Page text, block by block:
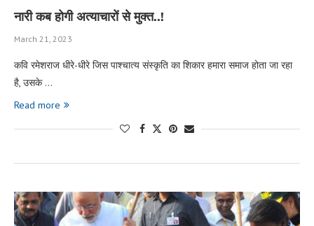
नारी कब होगी अत्याचारों से मुक्त..!
March 21, 2023
कवि रमेशराज धीरे-धीरे जिस पाश्चात्य संस्कृति का शिकार हमारा समाज होता जा रहा
है, उसके …
Read more